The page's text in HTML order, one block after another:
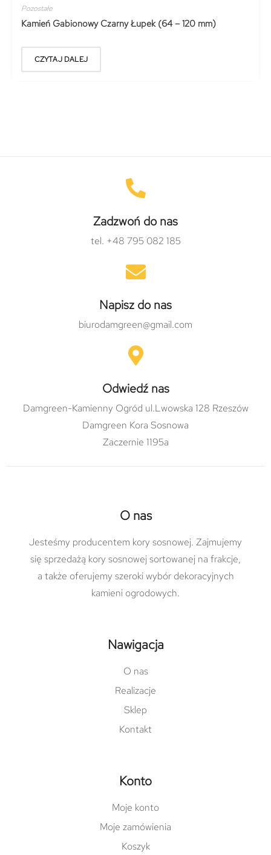
Pozostałe
Kamień Gabionowy Czarny Łupek (64 – 120 mm)
CZYTAJ DALEJ
Zadzwoń do nas
tel. +48 795 082 185
Napisz do nas
biurodamgreen@gmail.com
Odwiedź nas
Damgreen-Kamienny Ogród ul.Lwowska 128 Rzeszów
Damgreen Kora Sosnowa
Zaczernie 1195a
O nas
Jesteśmy producentem kory sosnowej. Zajmujemy
się sprzedażą kory sosnowej sortowanej na frakcje,
a także oferujemy szeroki wybór dekoracyjnych
kamieni ogrodowych.
Nawigacja
O nas
Realizacje
Sklep
Kontakt
Konto
Moje konto
Moje zamówienia
Koszyk